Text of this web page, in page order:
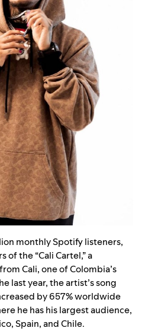
monthly Spotify listeners,
of the “Cali Cartel,” a
Cali, one of Colombia’s
last year, the artist’s song
by 657% worldwide
he has his largest audience,
Spain, and Chile.